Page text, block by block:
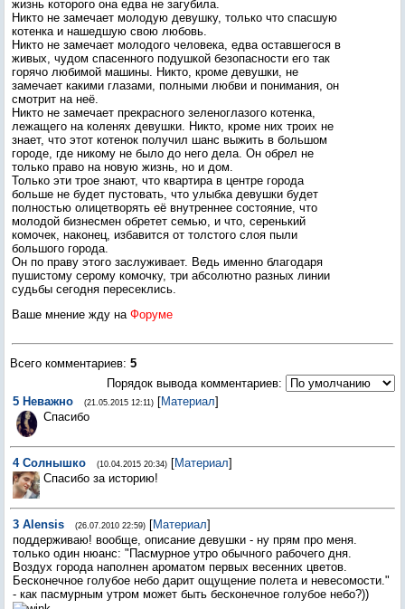
жизнь которого она едва не загубила.
Никто не замечает молодую девушку, только что спасшую
котенка и нашедшую свою любовь.
Никто не замечает молодого человека, едва оставшегося в
живых, чудом спасенного подушкой безопасности его так
горячо любимой машины. Никто, кроме девушки, не
замечает какими глазами, полными любви и понимания, он
смотрит на неё.
Никто не замечает прекрасного зеленоглазого котенка,
лежащего на коленях девушки. Никто, кроме них троих не
знает, что этот котенок получил шанс выжить в большом
городе, где никому не было до него дела. Он обрел не
только право на новую жизнь, но и дом.
Только эти трое знают, что квартира в центре города
больше не будет пустовать, что улыбка девушки будет
полностью олицетворять её внутреннее состояние, что
молодой бизнесмен обретет семью, и что, серенький
комочек, наконец, избавится от толстого слоя пыли
большого города.
Он по праву этого заслуживает. Ведь именно благодаря
пушистому серому комочку, три абсолютно разных линии
судьбы сегодня пересеклись.
Ваше мнение жду на Форуме
Всего комментариев: 5
Порядок вывода комментариев:
5 Неважно (21.05.2015 12:11) [Материал]
Спасибо
4 Солнышко (10.04.2015 20:34) [Материал]
Спасибо за историю!
3 Alensis (26.07.2010 22:59) [Материал]
поддерживаю! вообще, описание девушки - ну прям про меня.
только один нюанс: "Пасмурное утро обычного рабочего дня.
Воздух города наполнен ароматом первых весенних цветов.
Бесконечное голубое небо дарит ощущение полета и невесомости."
- как пасмурным утром может быть бесконечное голубое небо?))